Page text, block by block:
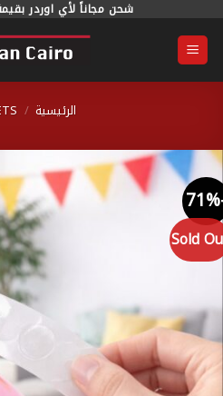
شحن مجاناً لأي اوردر بقيمة 1500 جنيه فأكثر
الرئيسية /
Sold